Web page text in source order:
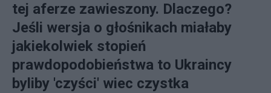
tej aferze zawieszony. Dlaczego?
Jeśli wersja o głośnikach miałaby
jakiekolwiek stopień
prawdopodobieństwa to Ukraincy
byliby 'czyści' wiec czystka